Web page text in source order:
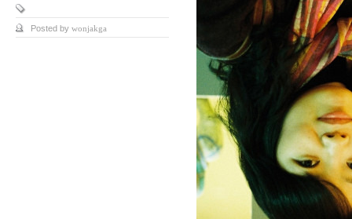
Posted by wonjakga